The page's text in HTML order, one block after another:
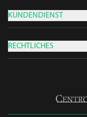
KUNDENDIENST
RECHTLICHES